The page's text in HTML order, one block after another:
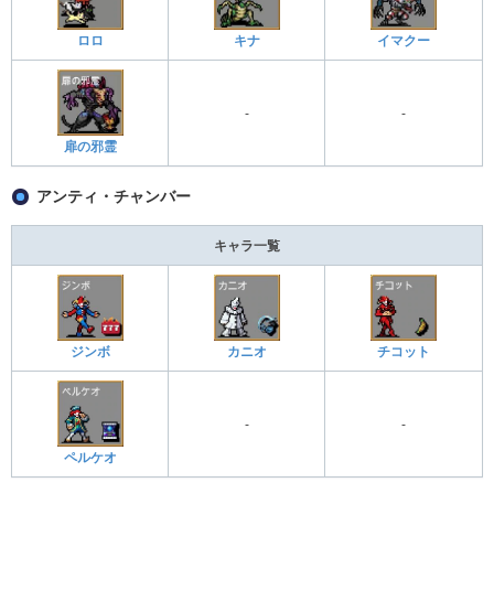
ロロ キナ イマクー
扉の邪霊
- -
アンティ・チャンバー
キャラ一覧
ジンボ カニオ チコット
ペルケオ
- -